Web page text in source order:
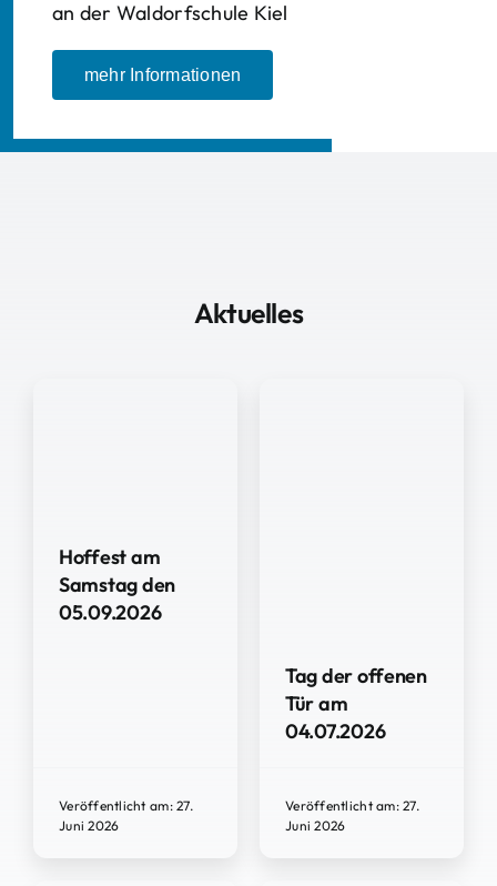
an der Waldorfschule Kiel
mehr Informationen
Aktuelles
Hoffest am
Samstag den
05.09.2026
Veröffentlicht am: 27.
Juni 2026
Tag der offenen
Tür am
04.07.2026
Veröffentlicht am: 27.
Juni 2026